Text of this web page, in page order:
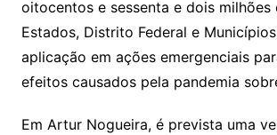
oitocentos e sessenta e dois milhões
Estados, Distrito Federal e
aplicação em ações emergenciais
efeitos causados pela pandemia
Em Artur Nogueira, é prevista uma